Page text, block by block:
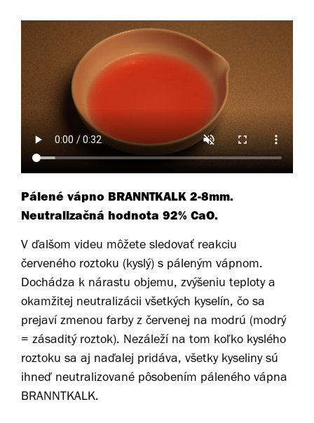
Pálené vápno BRANNTKALK 2-8mm.
Neutralizačná hodnota 92% CaO.
V ďalšom videu môžete sledovať reakciu
červeného roztoku (kyslý) s páleným vápnom.
Dochádza k nárastu objemu, zvýšeniu teploty a
okamžitej neutralizácii všetkých kyselín, čo sa
prejaví zmenou farby z červenej na modrú (modrý
= zásaditý roztok). Nezáleží na tom koľko kyslého
roztoku sa aj naďalej pridáva, všetky kyseliny sú
ihneď neutralizované pôsobením páleného vápna
BRANNTKALK.